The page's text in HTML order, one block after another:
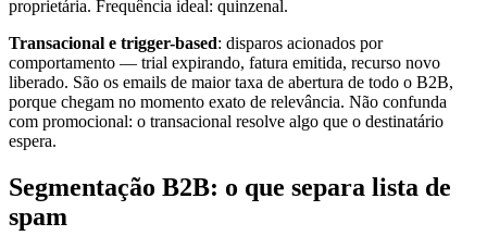
proprietária. Frequência ideal: quinzenal.
Transacional e trigger-based: disparos acionados por
comportamento — trial expirando, fatura emitida, recurso novo
liberado. São os emails de maior taxa de abertura de todo o B2B,
porque chegam no momento exato de relevância. Não confunda
com promocional: o transacional resolve algo que o destinatário
espera.
Segmentação B2B: o que separa lista de
spam